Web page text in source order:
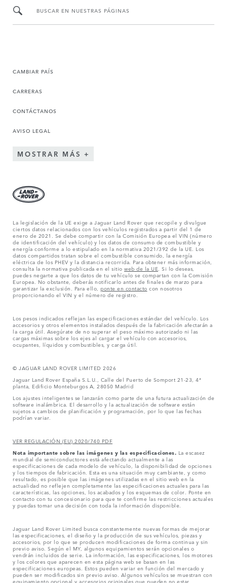
BUSCAR EN NUESTRAS PÁGINAS
CAMBIAR PAÍS
CARRERAS
CONTÁCTANOS
AVISO LEGAL
MOSTRAR MÁS
La legislación de la UE exige a Jaguar Land Rover que recopile y divulgue
ciertos datos relacionados con los vehículos registrados a partir del 1 de
enero de 2021. Se debe compartir con la Comisión Europea el VIN (número
de identificación del vehículo) y los datos de consumo de combustible y
energía conforme a lo estipulado en la normativa 2021/392 de la UE. Los
datos compartidos tratan sobre el combustible consumido, la energía
eléctrica de los PHEV y la distancia recorrida. Para obtener más información,
consulta la normativa publicada en el sitio web de la UE. Si lo deseas,
puedes negarte a que los datos de tu vehículo se compartan con la Comisión
Europea. No obstante, deberás notificarlo antes de finales de marzo para
garantizar la exclusión. Para ello, ponte en contacto con nosotros
proporcionando el VIN y el número de registro.
Los pesos indicados reflejan las especificaciones estándar del vehículo. Los
accesorios y otros elementos instalados después de la fabricación afectarán a
la carga útil. Asegúrate de no superar el peso máximo autorizado ni las
cargas máximas sobre los ejes al cargar el vehículo con accesorios,
ocupantes, líquidos y combustibles, y carga útil.
© JAGUAR LAND ROVER LIMITED 2026
Jaguar Land Rover España S.L.U., Calle del Puerto de Somport 21-23, 4ª
planta, Edificio Monteburgos A, 28050 Madrid
Los ajustes inteligentes se lanzarán como parte de una futura actualización de
software inalámbrica. El desarrollo y la actualización de software están
sujetos a cambios de planificación y programación, por lo que las fechas
podrían variar.
VER REGULACIÓN (EU) 2020/740 PDF
Nota importante sobre las imágenes y las especificaciones. La escasez
mundial de semiconductores está afectando actualmente a las
especificaciones de cada modelo de vehículo, la disponibilidad de opciones
y los tiempos de fabricación. Esta es una situación muy cambiante, y como
resultado, es posible que las imágenes utilizadas en el sitio web en la
actualidad no reflejen completamente las especificaciones actuales para las
características, las opciones, los acabados y los esquemas de color. Ponte en
contacto con tu concesionario para que te confirme las restricciones actuales
y puedas tomar una decisión con toda la información disponible.
Jaguar Land Rover Limited busca constantemente nuevas formas de mejorar
las especificaciones, el diseño y la producción de sus vehículos, piezas y
accesorios, por lo que se producen modificaciones de forma continua y sin
previo aviso. Según el MY, algunos equipamientos serán opcionales o
vendrán incluidos de serie. La información, las especificaciones, los motores
y los colores que aparecen en esta página web se basan en las
especificaciones europeas. Estos pueden variar en función del mercado y
pueden ser modificados sin previo aviso. Algunos vehículos se muestran con
equipamiento opcional y accesorios originales que pueden no estar